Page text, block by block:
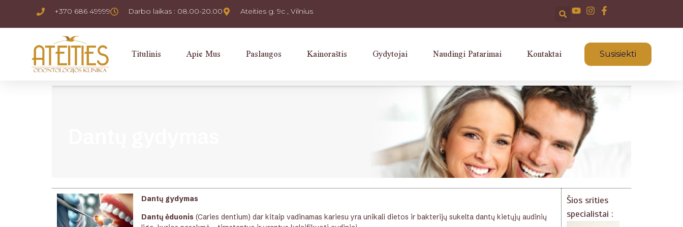
+370 686 49999 Darbo laikas : 08.00-20.00 Ateities g. 9c , Vilnius
Titulinis Apie Mus Paslaugos Kainoraštis Gydytojai Naudingi Patarimai Kontaktai Susisiekti
Dantų gydymas
Dantų ėduonis (Caries dentium) dar kitaip vadinamas kariesu yra unikali dietos ir bakterijų sukelta dantų kietųjų audinių
Šios srities
specialistai :